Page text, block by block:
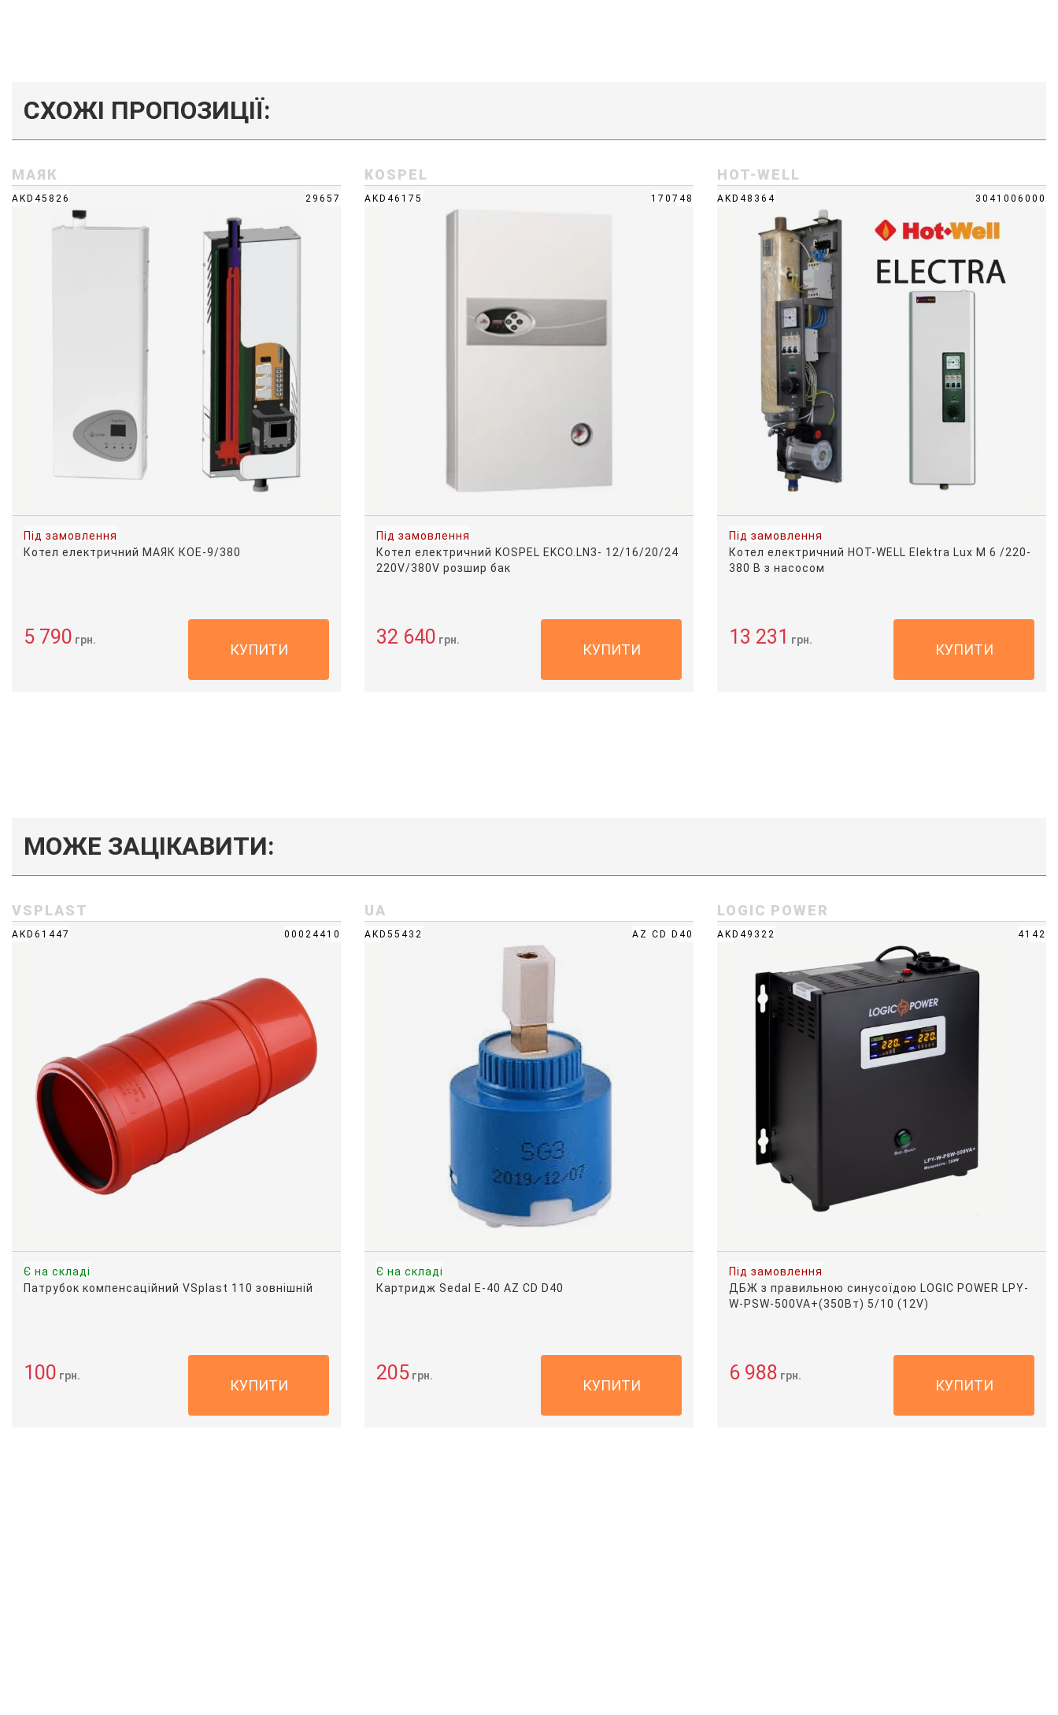
СХОЖІ ПРОПОЗИЦІЇ:
МАЯК
AKD45826 29657
Під замовлення
Котел електричний МАЯК КОЕ-9/380
5 790 грн.
КУПИТИ
KOSPEL
AKD46175 170748
Під замовлення
Котел електричний KOSPEL EKCO.LN3- 12/16/20/24
220V/380V розшир бак
32 640 грн.
КУПИТИ
HOT-WELL
AKD48364 3041006000
Під замовлення
Котел електричний HOT-WELL Elektra Lux M 6 /220-
380 В з насосом
13 231 грн.
КУПИТИ
МОЖЕ ЗАЦІКАВИТИ:
VSPLAST
AKD61447 00024410
Є на складі
Патрубок компенсаційний VSplast 110 зовнішній
100 грн.
КУПИТИ
UA
AKD55432 AZ CD D40
Є на складі
Картридж Sedal E-40 AZ CD D40
205 грн.
КУПИТИ
LOGIC POWER
AKD49322 4142
Під замовлення
ДБЖ з правильною синусоїдою LOGIC POWER LPY-
W-PSW-500VA+(350Вт) 5/10 (12V)
6 988 грн.
КУПИТИ